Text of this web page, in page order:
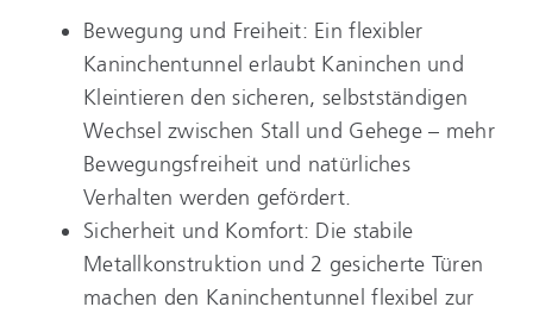
Bewegung und Freiheit: Ein flexibler
Kaninchentunnel erlaubt Kaninchen und
Kleintieren den sicheren, selbstständigen
Wechsel zwischen Stall und Gehege – mehr
Bewegungsfreiheit und natürliches
Verhalten werden gefördert.
Sicherheit und Komfort: Die stabile
Metallkonstruktion und 2 gesicherte Türen
machen den Kaninchentunnel flexibel zur